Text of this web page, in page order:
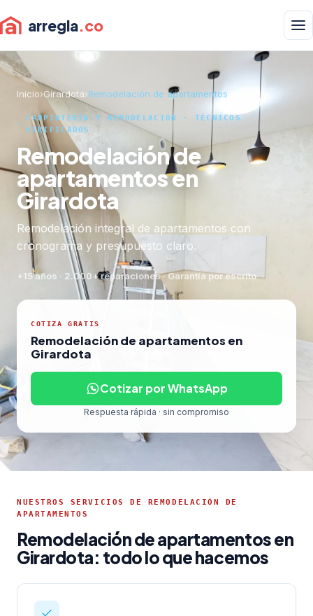
arregla.co
Inicio›Girardota›Remodelación de apartamentos
CARPINTERÍA Y REMODELACIÓN · TÉCNICOS
VERIFICADOS
Remodelación de
apartamentos en
Girardota
Remodelación integral de apartamentos con
cronograma y presupuesto claro.
+15 años · 2.000+ reparaciones · Garantía por escrito
COTIZA GRATIS
Remodelación de apartamentos en
Girardota
Cotizar por WhatsApp
Respuesta rápida · sin compromiso
NUESTROS SERVICIOS DE REMODELACIÓN DE
APARTAMENTOS
Remodelación de apartamentos en
Girardota: todo lo que hacemos